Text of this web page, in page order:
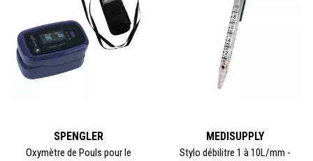
SPENGLER
Oxymètre de Pouls pour le
MEDISUPPLY
Stylo débilitre 1 à 10L/mm -